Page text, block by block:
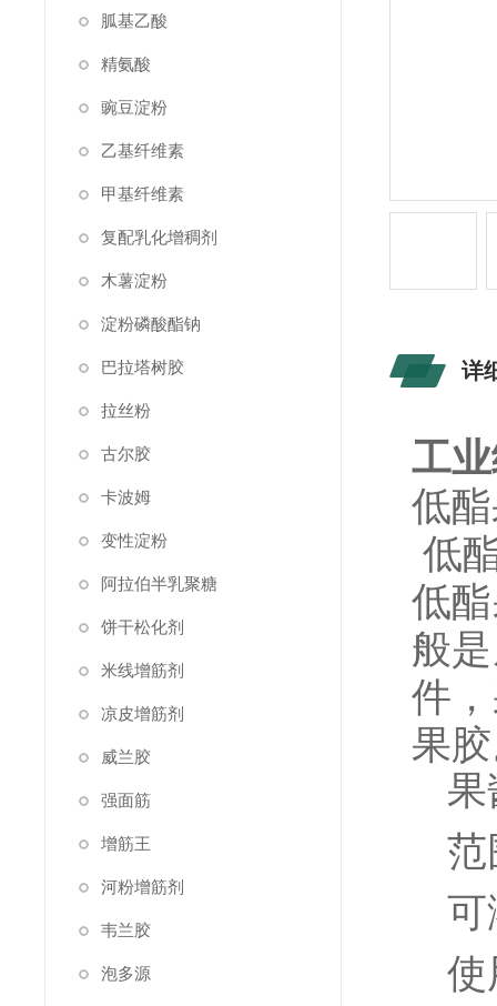
胍基乙酸
精氨酸
豌豆淀粉
乙基纤维素
甲基纤维素
复配乳化增稠剂
木薯淀粉
淀粉磷酸酯钠
巴拉塔树胶
拉丝粉
古尔胶
卡波姆
变性淀粉
阿拉伯半乳聚糖
饼干松化剂
米线增筋剂
凉皮增筋剂
威兰胶
强面筋
增筋王
河粉增筋剂
韦兰胶
泡多源
详
工
低
低
低
般
件
果
范
可
使